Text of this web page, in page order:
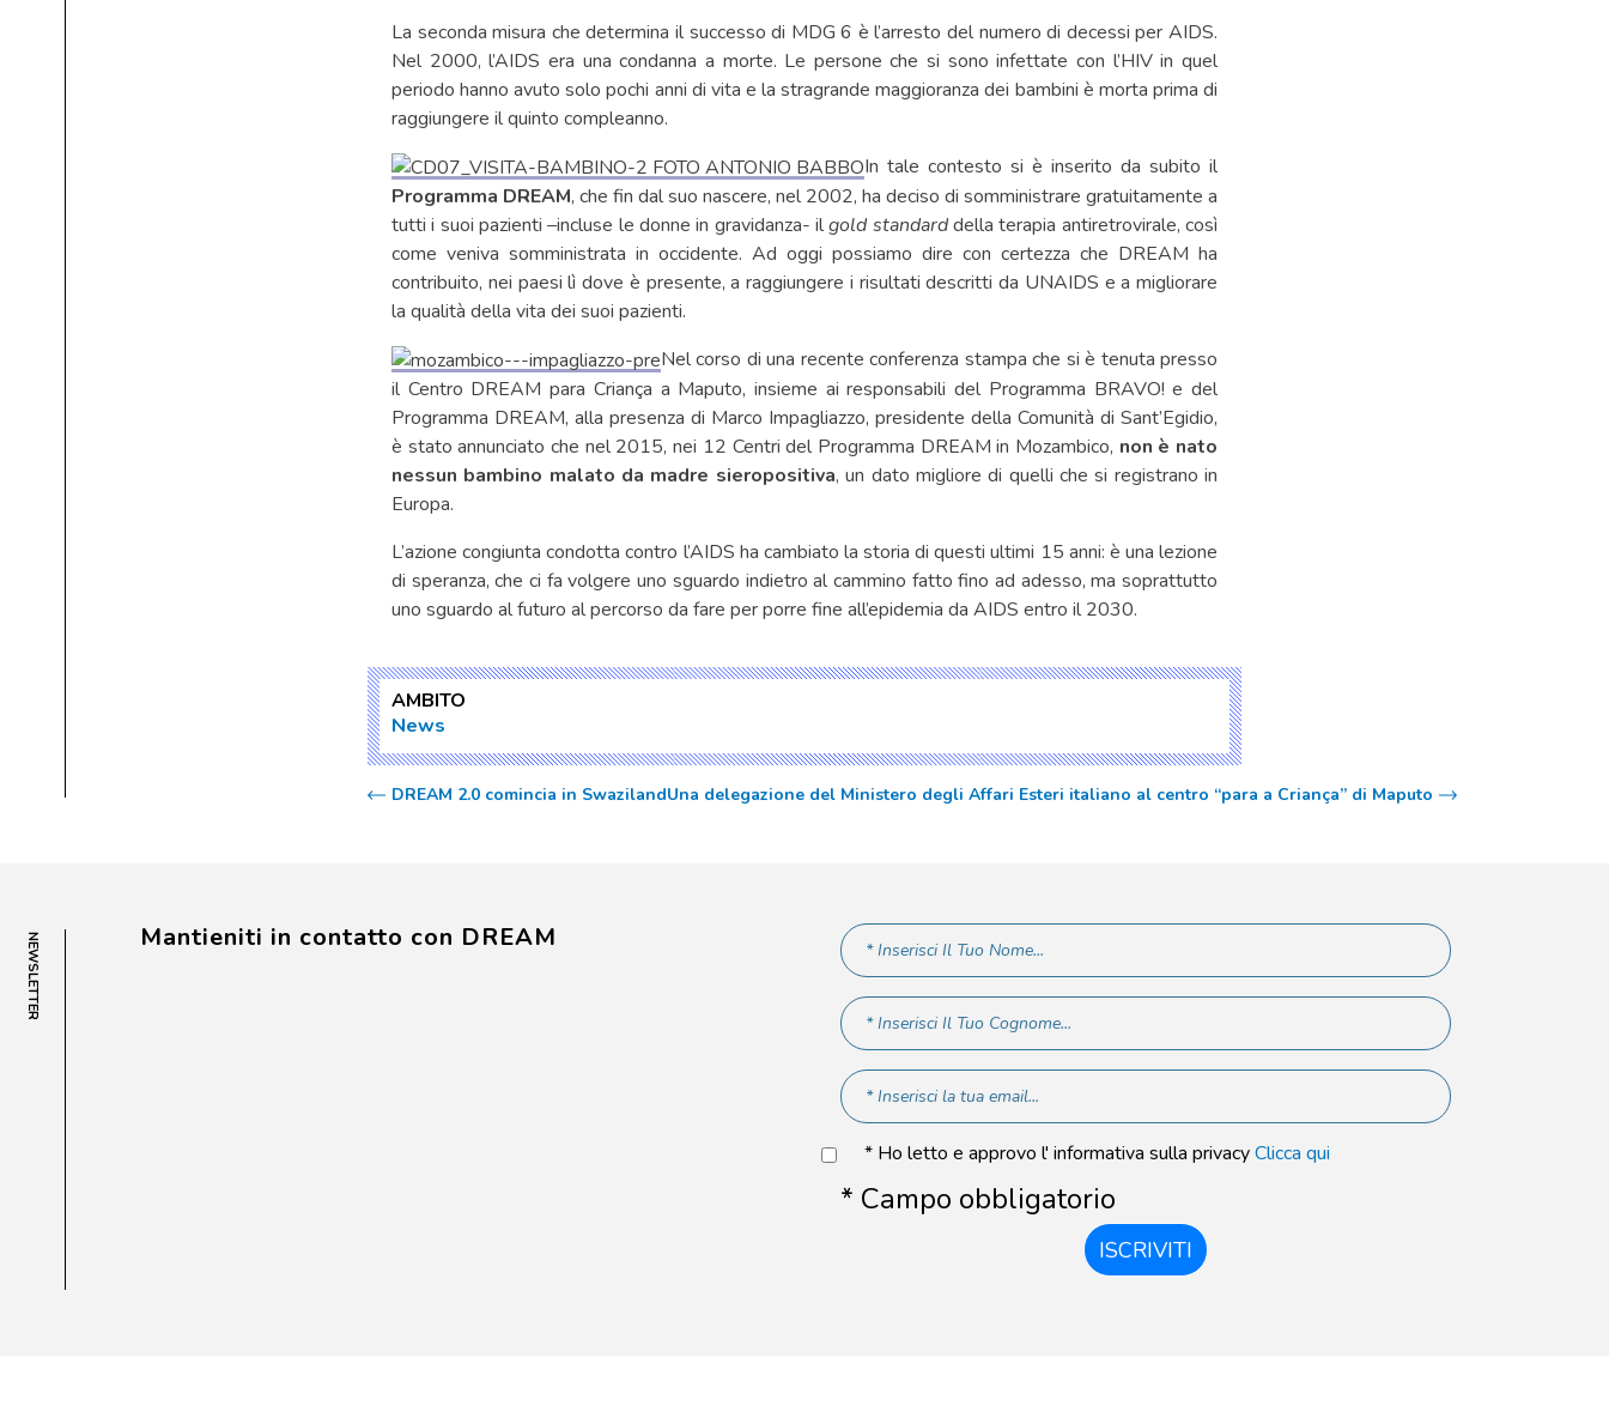
La seconda misura che determina il successo di MDG 6 è l’arresto del numero di decessi per AIDS.
Nel 2000, l’AIDS era una condanna a morte. Le persone che si sono infettate con l’HIV in quel
periodo hanno avuto solo pochi anni di vita e la stragrande maggioranza dei bambini è morta prima di
raggiungere il quinto compleanno.
In tale contesto si è inserito da subito il
Programma DREAM, che fin dal suo nascere, nel 2002, ha deciso di somministrare gratuitamente a
tutti i suoi pazienti –incluse le donne in gravidanza- ilgold standarddella terapia antiretrovirale, così
come veniva somministrata in occidente. Ad oggi possiamo dire con certezza che DREAM ha
contribuito, nei paesi lì dove è presente, a raggiungere i risultati descritti da UNAIDS e a migliorare
la qualità della vita dei suoi pazienti.
Nel corso di una recente conferenza stampa che si è tenuta presso
il Centro DREAM para Criança a Maputo, insieme ai responsabili del Programma BRAVO! e del
Programma DREAM, alla presenza di Marco Impagliazzo, presidente della Comunità di Sant’Egidio,
è stato annunciato che nel 2015, nei 12 Centri del Programma DREAM in Mozambico, non è nato
nessun bambino malato da madre sieropositiva, un dato migliore di quelli che si registrano in
Europa.
L’azione congiunta condotta contro l’AIDS ha cambiato la storia di questi ultimi 15 anni: è una lezione
di speranza, che ci fa volgere uno sguardo indietro al cammino fatto fino ad adesso, ma soprattutto
uno sguardo al futuro al percorso da fare per porre fine all’epidemia da AIDS entro il 2030.
AMBITO
News
DREAM 2.0 comincia in SwazilandUna delegazione del Ministero degli Affari Esteri italiano al centro “para a Criança” di Maputo
NEWSLETTER Mantieniti in contatto con DREAM
* Ho letto e approvo l' informativa sulla privacyClicca qui
* Campo obbligatorio
ISCRIVITI